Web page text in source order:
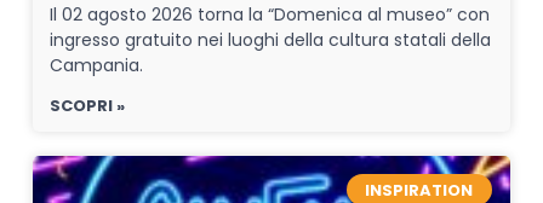
Il 02 agosto 2026 torna la “Domenica al museo” con
ingresso gratuito nei luoghi della cultura statali della
Campania.
SCOPRI »
INSPIRATION